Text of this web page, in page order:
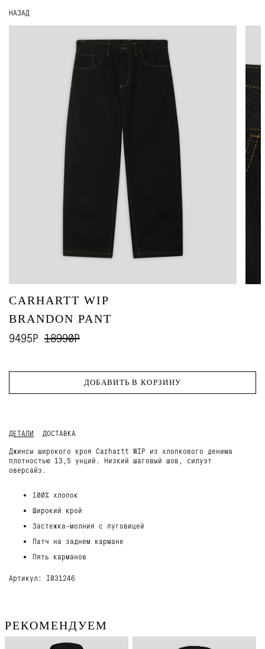
НАЗАД
CARHARTT WIP
BRANDON PANT
9495Р 18990Р
ДОБАВИТЬ В КОРЗИНУ
ДЕТАЛИ
ДОСТАВКА
Джинсы широкого кроя Carhartt WIP из хлопкового денима
плотностью 13,5 унций. Низкий шаговый шов, силуэт
оверсайз.
100% хлопок
Широкий крой
Застежка-молния с пуговицей
Патч на заднем кармане
Пять карманов
Артикул: I031246
РЕКОМЕНДУЕМ